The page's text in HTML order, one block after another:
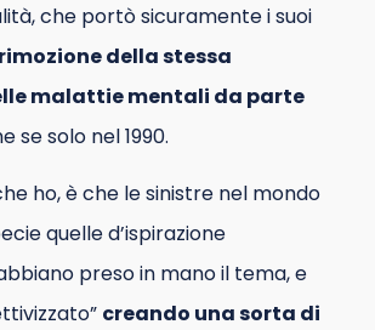
che portò sicuramente i suoi
della stessa
malattie mentali da parte
se solo nel 1990.
ho, è che le sinistre nel mondo
quelle d’ispirazione
preso in mano il tema, e
creando una sorta di